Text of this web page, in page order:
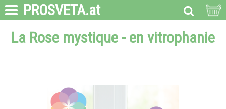
PROSVETA.at
La Rose mystique - en vitrophanie